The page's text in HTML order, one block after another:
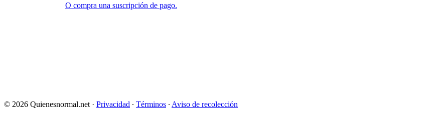
O compra una suscripción de pago.
© 2026 Quienesnormal.net · Privacidad ∙ Términos ∙ Aviso de recolección